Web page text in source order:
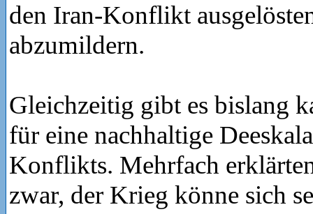
den Iran-Konflikt
abzumildern.
Gleichzeitig gibt es bislang
für eine nachhaltige
Konflikts. Mehrfach
zwar, der Krieg könne sich